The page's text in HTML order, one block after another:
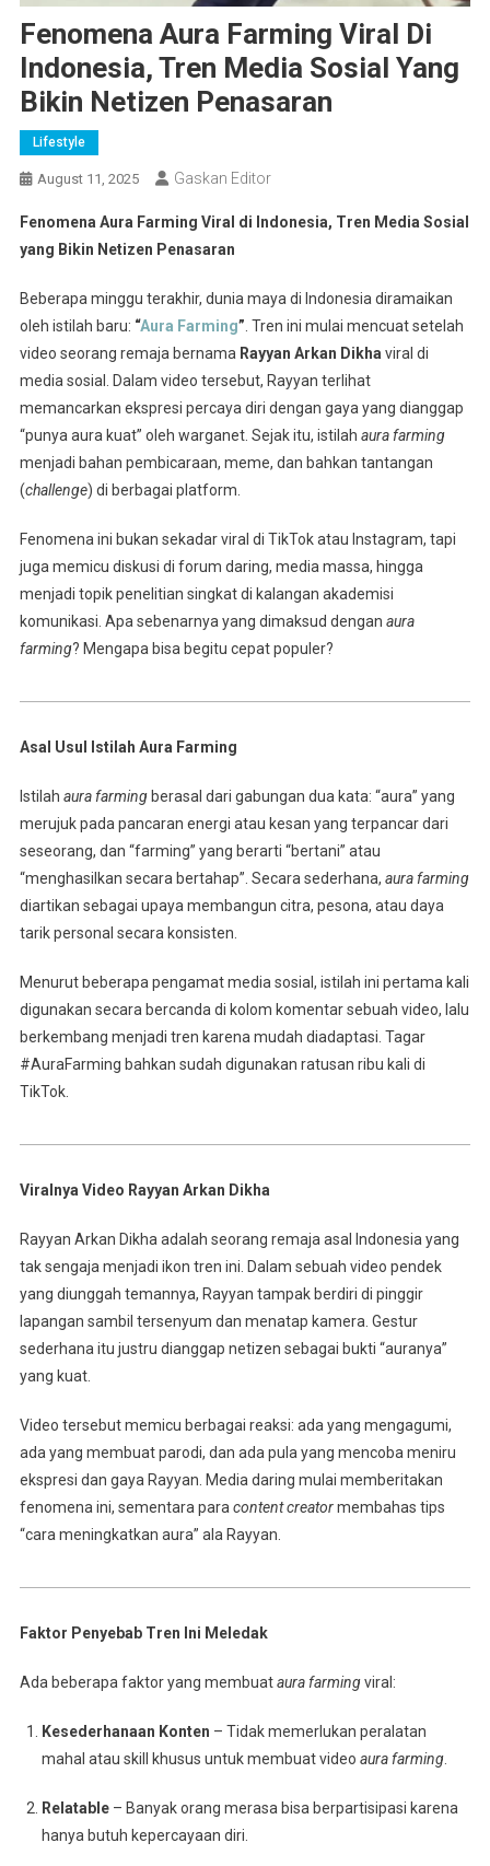
Fenomena Aura Farming Viral Di
Indonesia, Tren Media Sosial Yang
Bikin Netizen Penasaran
Lifestyle
August 11, 2025 Gaskan Editor
Fenomena Aura Farming Viral di Indonesia, Tren Media Sosial
yang Bikin Netizen Penasaran
Beberapa minggu terakhir, dunia maya di Indonesia diramaikan
oleh istilah baru: “Aura Farming” . Tren ini mulai mencuat setelah
video seorang remaja bernama Rayyan Arkan Dikha viral di
media sosial. Dalam video tersebut, Rayyan terlihat
memancarkan ekspresi percaya diri dengan gaya yang dianggap
“punya aura kuat” oleh warganet. Sejak itu, istilah aura farming
menjadi bahan pembicaraan, meme, dan bahkan tantangan
(challenge) di berbagai platform.
Fenomena ini bukan sekadar viral di TikTok atau Instagram, tapi
juga memicu diskusi di forum daring, media massa, hingga
menjadi topik penelitian singkat di kalangan akademisi
komunikasi. Apa sebenarnya yang dimaksud dengan aura
farming? Mengapa bisa begitu cepat populer?
Asal Usul Istilah Aura Farming
Istilah aura farmingberasal dari gabungan dua kata: “aura” yang
merujuk pada pancaran energi atau kesan yang terpancar dari
seseorang, dan “farming” yang berarti “bertani” atau
“menghasilkan secara bertahap”. Secara sederhana, aura farming
diartikan sebagai upaya membangun citra, pesona, atau daya
tarik personal secara konsisten.
Menurut beberapa pengamat media sosial, istilah ini pertama kali
digunakan secara bercanda di kolom komentar sebuah video, lalu
berkembang menjadi tren karena mudah diadaptasi. Tagar
#AuraFarming bahkan sudah digunakan ratusan ribu kali di
TikTok.
Viralnya Video Rayyan Arkan Dikha
Rayyan Arkan Dikha adalah seorang remaja asal Indonesia yang
tak sengaja menjadi ikon tren ini. Dalam sebuah video pendek
yang diunggah temannya, Rayyan tampak berdiri di pinggir
lapangan sambil tersenyum dan menatap kamera. Gestur
sederhana itu justru dianggap netizen sebagai bukti “auranya”
yang kuat.
Video tersebut memicu berbagai reaksi: ada yang mengagumi,
ada yang membuat parodi, dan ada pula yang mencoba meniru
ekspresi dan gaya Rayyan. Media daring mulai memberitakan
fenomena ini, sementara para content creatormembahas tips
“cara meningkatkan aura” ala Rayyan.
Faktor Penyebab Tren Ini Meledak
Ada beberapa faktor yang membuataura farmingviral:
Kesederhanaan Konten – Tidak memerlukan peralatan
mahal atau skill khusus untuk membuat video aura farming.
Relatable– Banyak orang merasa bisa berpartisipasi karena
hanya butuh kepercayaan diri.